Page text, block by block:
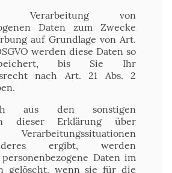
von
Daten zum Zwecke
auf Grundlage von Art.
werden diese Daten so
bis Sie Ihr
nach Art. 21 Abs. 2
aus den sonstigen
dieser Erklärung über
ergibt, werden
Daten im
gelöscht, wenn sie für die